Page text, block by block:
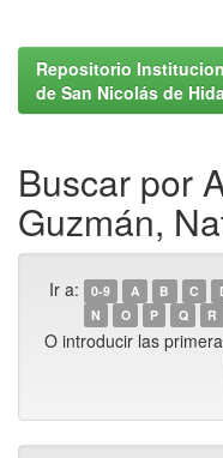
Repositorio
de San Nicolás de
Buscar por
Guzmán,
Ir a: 0-9 A B C
N
O P Q R
O introducir las